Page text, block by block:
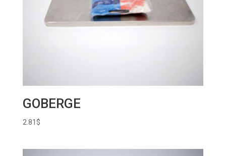
GOBERGE
2.81 $